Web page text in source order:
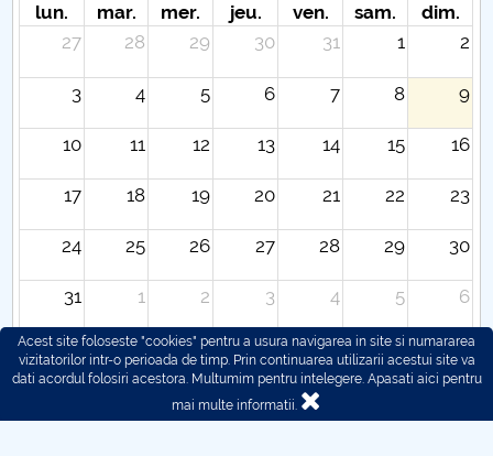
lun. mar. mer. jeu. ven. sam.
dim.
27
28 29 30 31 1 2
3 4 5 6 7 8 9
10 11 12 13 14 15 16
17 18 19 20 21 22 23
24 25 26 27 28 29 30
31 1 2 3 4 5 6
Acest site foloseste "cookies" pentru a usura navigarea in site si numararea
vizitatorilor intr-o perioada de timp. Prin continuarea utilizarii acestui site va
dati acordul folosiri acestora. Multumim pentru intelegere. Apasati aici pentru
mai multe informatii.